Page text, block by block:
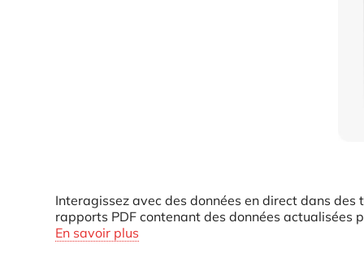
Interagissez avec des données en direct dans
rapports PDF contenant des données actualisées
En savoir plus